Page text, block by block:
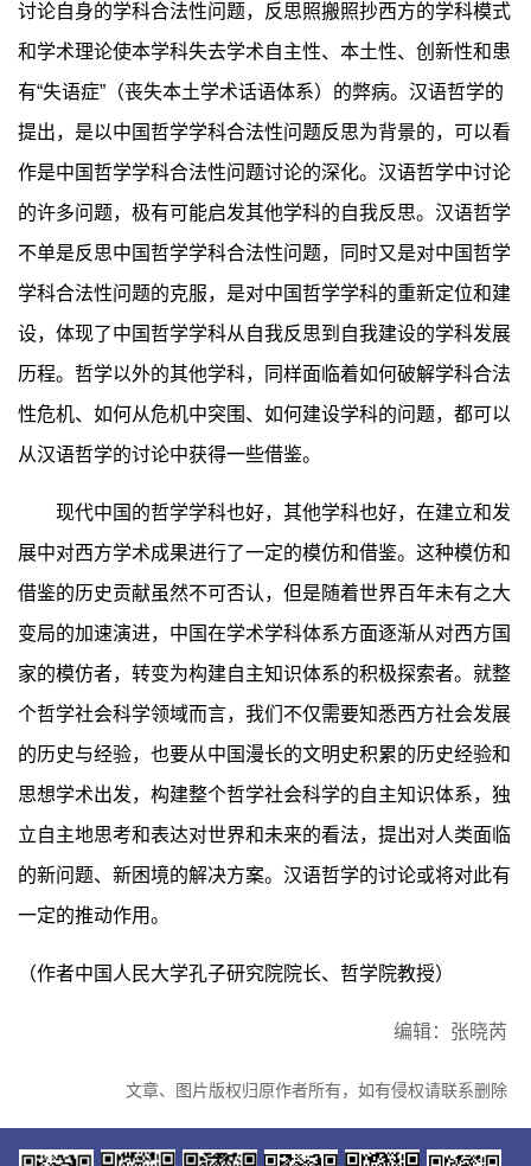
讨论自身的学科合法性问题，反思照搬照抄西方的学科模式
和学术理论使本学科失去学术自主性、本土性、创新性和患
有“失语症”（丧失本土学术话语体系）的弊病。汉语哲学的
提出，是以中国哲学学科合法性问题反思为背景的，可以看
作是中国哲学学科合法性问题讨论的深化。汉语哲学中讨论
的许多问题，极有可能启发其他学科的自我反思。汉语哲学
不单是反思中国哲学学科合法性问题，同时又是对中国哲学
学科合法性问题的克服，是对中国哲学学科的重新定位和建
设，体现了中国哲学学科从自我反思到自我建设的学科发展
历程。哲学以外的其他学科，同样面临着如何破解学科合法
性危机、如何从危机中突围、如何建设学科的问题，都可以
从汉语哲学的讨论中获得一些借鉴。
现代中国的哲学学科也好，其他学科也好，在建立和发
展中对西方学术成果进行了一定的模仿和借鉴。这种模仿和
借鉴的历史贡献虽然不可否认，但是随着世界百年未有之大
变局的加速演进，中国在学术学科体系方面逐渐从对西方国
家的模仿者，转变为构建自主知识体系的积极探索者。就整
个哲学社会科学领域而言，我们不仅需要知悉西方社会发展
的历史与经验，也要从中国漫长的文明史积累的历史经验和
思想学术出发，构建整个哲学社会科学的自主知识体系，独
立自主地思考和表达对世界和未来的看法，提出对人类面临
的新问题、新困境的解决方案。汉语哲学的讨论或将对此有
一定的推动作用。
（作者中国人民大学孔子研究院院长、哲学院教授）
编辑：张晓芮
文章、图片版权归原作者所有，如有侵权请联系删除